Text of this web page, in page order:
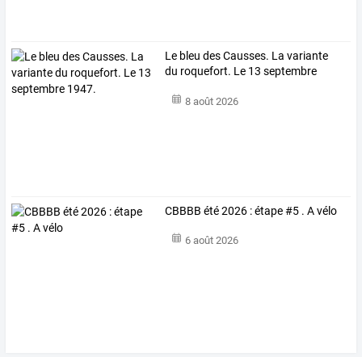
Le bleu des Causses. La variante
du roquefort. Le 13 septembre
8 août 2026
CBBBB été 2026 : étape #5 . A vélo
6 août 2026